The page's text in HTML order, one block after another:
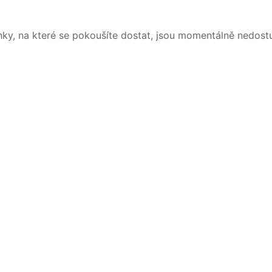
na které se pokoušíte dostat, jsou momentálně